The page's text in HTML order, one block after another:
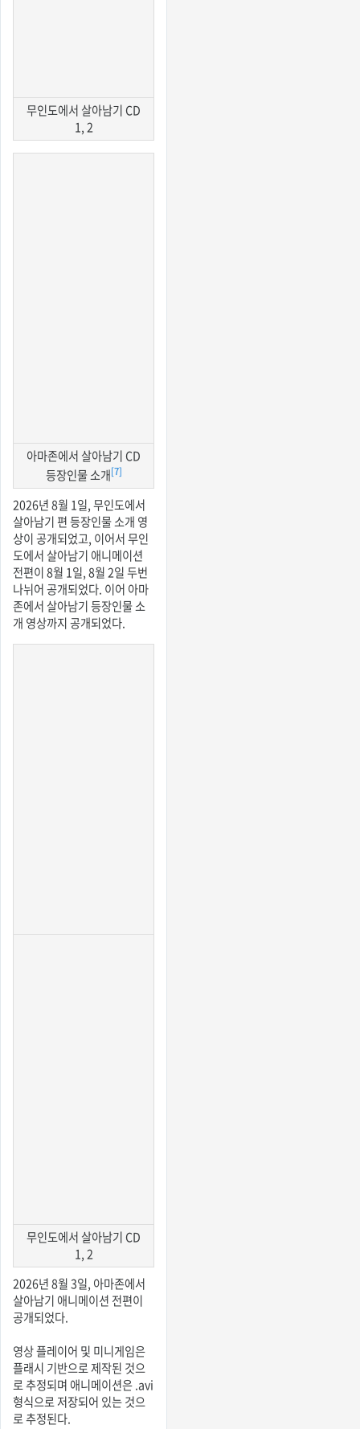
무인도에서 살아남기 CD
1, 2
아마존에서 살아남기 CD
등장인물 소개[7]
2026년 8월 1일, 무인도에서
살아남기 편 등장인물 소개 영
상이 공개되었고, 이어서 무인
도에서 살아남기 애니메이션
전편이 8월 1일, 8월 2일 두번
나뉘어 공개되었다. 이어 아마
존에서 살아남기 등장인물 소
개 영상까지 공개되었다.
무인도에서 살아남기 CD
1, 2
2026년 8월 3일, 아마존에서
살아남기 애니메이션 전편이
공개되었다.
영상 플레이어 및 미니게임은
플래시 기반으로 제작된 것으
로 추정되며 애니메이션은 .avi
형식으로 저장되어 있는 것으
로 추정된다.